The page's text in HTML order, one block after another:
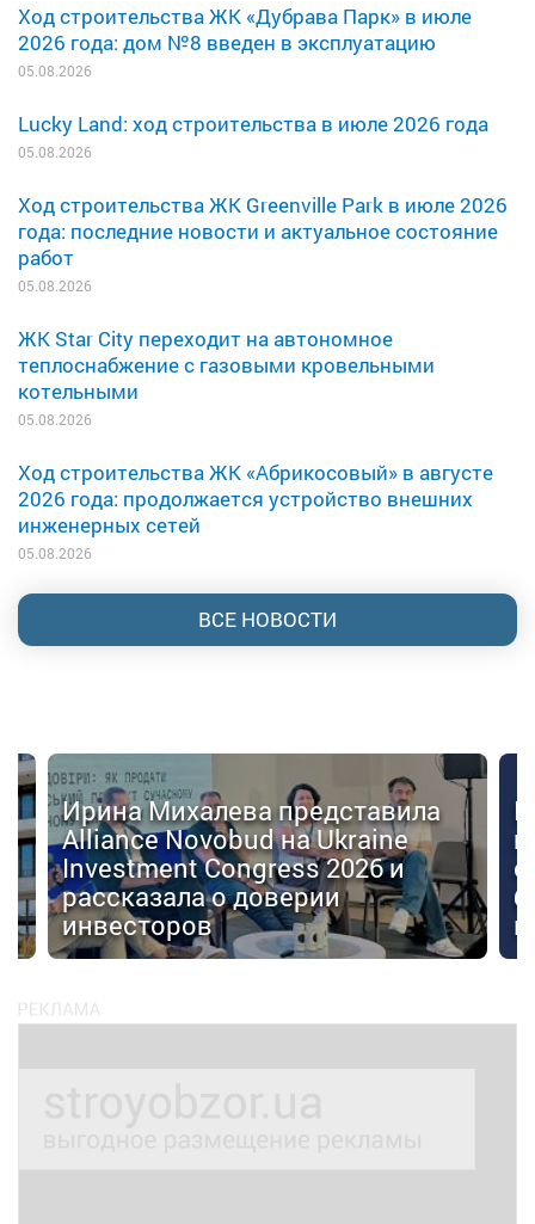
Ход строительства ЖК «Дубрава Парк» в июле
2026 года: дом №8 введен в эксплуатацию
05.08.2026
Lucky Land: ход строительства в июле 2026 года
05.08.2026
Ход строительства ЖК Greenville Park в июле 2026
года: последние новости и актуальное состояние
работ
05.08.2026
ЖК Star City переходит на автономное
теплоснабжение с газовыми кровельными
котельными
05.08.2026
Ход строительства ЖК «Абрикосовый» в августе
2026 года: продолжается устройство внешних
инженерных сетей
05.08.2026
ВСЕ НОВОСТИ
Ирина Михалева представила
Alliance Novobud на Ukraine
Investment Congress 2026 и
рассказала о доверии
инвесторов